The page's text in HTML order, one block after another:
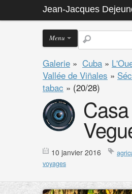
Jean-Jacques
Menu
Galerie » Cuba »
Vallée de Viñales »
tabac » (20/28)
10 janvier 2016
voyages